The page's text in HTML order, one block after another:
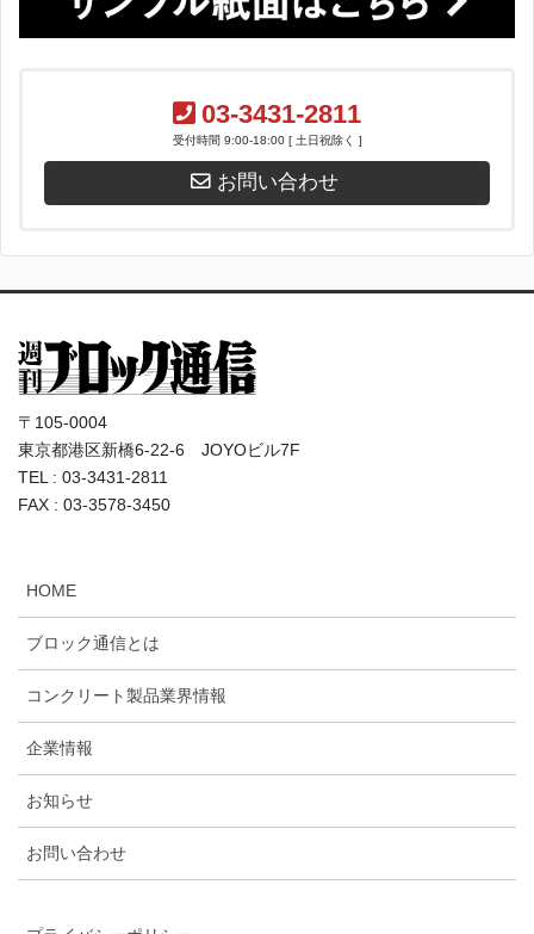
03-3431-2811
受付時間 9:00-18:00 [ 土日祝除く ]
お問い合わせ
〒105-0004
東京都港区新橋6-22-6 JOYOビル7F
TEL : 03-3431-2811
FAX : 03-3578-3450
HOME
ブロック通信とは
コンクリート製品業界情報
企業情報
お知らせ
お問い合わせ